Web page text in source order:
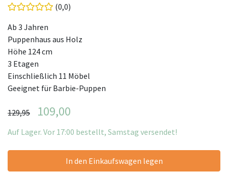
(0,0)
Ab 3 Jahren
Puppenhaus aus Holz
Höhe 124 cm
3 Etagen
Einschließlich 11 Möbel
Geeignet für Barbie-Puppen
129,95 109,00
Auf Lager. Vor 17:00 bestellt, Samstag versendet!
In den Einkaufswagen legen